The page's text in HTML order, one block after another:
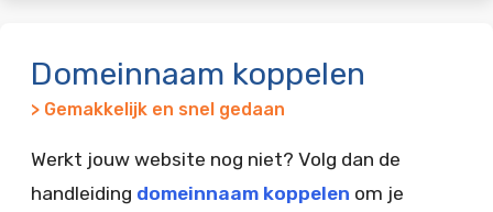
Domeinnaam koppelen
> Gemakkelijk en snel gedaan
Werkt jouw website nog niet? Volg dan de
handleiding domeinnaam koppelen om je